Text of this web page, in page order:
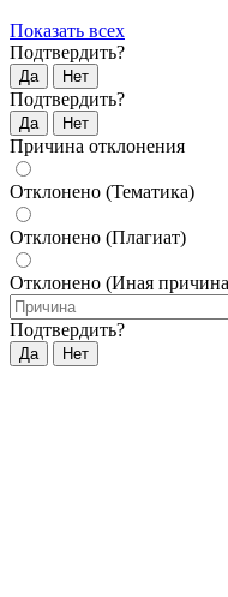
Показать всех
Подтвердить?
Да Нет
Подтвердить?
Да Нет
Причина отклонения
Отклонено (Тематика)
Отклонено (Плагиат)
Отклонено (Иная
Подтвердить?
Да Нет